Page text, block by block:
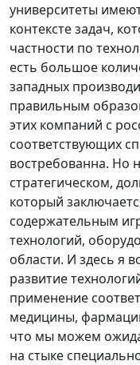
университеты
контексте задач,
частности по
есть большое
западных
правильным
этих компаний с
соответствующих
востребованна. Но
стратегическом,
который
содержательным
технологий,
области. И здесь я
развитие
применение
медицины,
что мы можем
на стыке